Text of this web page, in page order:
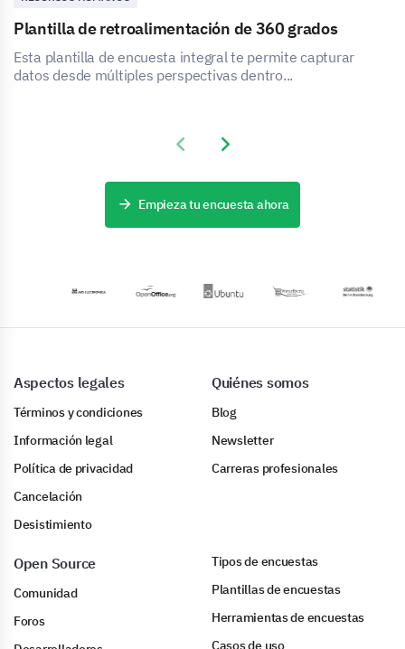
Plantilla de retroalimentación de 360 grados
Esta plantilla de encuesta integral te permite capturar
datos desde múltiples perspectivas dentro...
Previous slide
Next slide
Empieza tu encuesta ahora
Aspectos legales
Términos y condiciones
Información legal
Política de privacidad
Cancelación
Desistimiento
Quiénes somos
Blog
Newsletter
Carreras profesionales
Open Source
Comunidad
Foros
Tipos de encuestas
Plantillas de encuestas
Herramientas de encuestas
Casos de uso